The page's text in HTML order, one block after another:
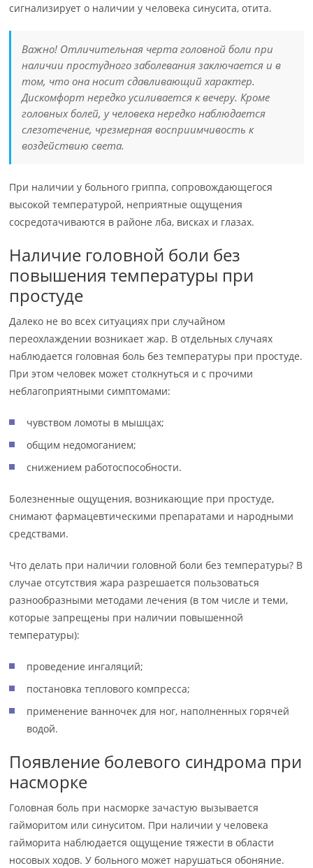
сигнализирует о наличии у человека синусита, отита.
Важно! Отличительная черта головной боли при
наличии простудного заболевания заключается и в
том, что она носит сдавливающий характер.
Дискомфорт нередко усиливается к вечеру. Кроме
головных болей, у человека нередко наблюдается
слезотечение, чрезмерная восприимчивость к
воздействию света.
При наличии у больного гриппа, сопровождающегося
высокой температурой, неприятные ощущения
сосредотачиваются в районе лба, висках и глазах.
Наличие головной боли без
повышения температуры при
простуде
Далеко не во всех ситуациях при случайном
переохлаждении возникает жар. В отдельных случаях
наблюдается головная боль без температуры при простуде.
При этом человек может столкнуться и с прочими
неблагоприятными симптомами:
чувством ломоты в мышцах;
общим недомоганием;
снижением работоспособности.
Болезненные ощущения, возникающие при простуде,
снимают фармацевтическими препаратами и народными
средствами.
Что делать при наличии головной боли без температуры? В
случае отсутствия жара разрешается пользоваться
разнообразными методами лечения (в том числе и теми,
которые запрещены при наличии повышенной
температуры):
проведение ингаляций;
постановка теплового компресса;
применение ванночек для ног, наполненных горячей
водой.
Появление болевого синдрома при
насморке
Головная боль при насморке зачастую вызывается
гайморитом или синуситом. При наличии у человека
гайморита наблюдается ощущение тяжести в области
носовых ходов. У больного может нарушаться обоняние.